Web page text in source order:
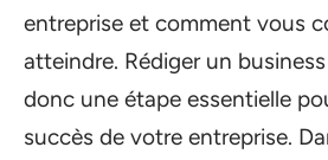
entreprise et comment vous
atteindre. Rédiger un
donc une étape essentielle
succès de votre entreprise.